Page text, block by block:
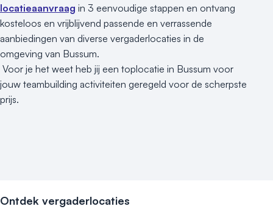
locatieaanvraag in 3 eenvoudige stappen en ontvang
kosteloos en vrijblijvend passende en verrassende
aanbiedingen van diverse vergaderlocaties in de
omgeving van Bussum.
Voor je het weet heb jij een toplocatie in Bussum voor
jouw teambuilding activiteiten geregeld voor de scherpste
prijs.
Ontdek vergaderlocaties